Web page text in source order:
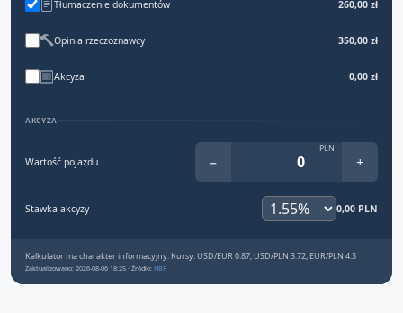
Tłumaczenie dokumentów 260,00 zł
Opinia rzeczoznawcy 350,00 zł
Akcyza 0,00 zł
AKCYZA
Wartość pojazdu −
PLN
+
Stawka akcyzy 0,00 PLN
Kalkulator ma charakter informacyjny. Kursy: USD/EUR 0.87, USD/PLN 3.72, EUR/PLN 4.3
Zaktualizowano: 2026-08-06 18:25 · Źródło: NBP